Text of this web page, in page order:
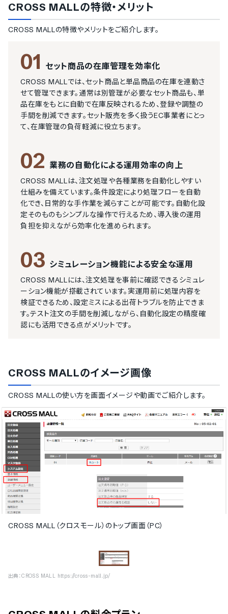
CROSS MALLの特徴・メリット
CROSS MALLの特徴やメリットをご紹介します。
01 セット商品の在庫管理を効率化
CROSS MALLでは、セット商品と単品商品の在庫を連動さ
せて管理できます。通常は別管理が必要なセット商品も、単
品在庫をもとに自動で在庫反映されるため、登録や調整の
手間を削減できます。セット販売を多く扱うEC事業者にとっ
て、在庫管理の負荷軽減に役立ちます。
02 業務の自動化による運用効率の向上
CROSS MALLは、注文処理や各種業務を自動化しやすい
仕組みを備えています。条件設定により処理フローを自動
化でき、日常的な手作業を減らすことが可能です。自動化設
定そのものもシンプルな操作で行えるため、導入後の運用
負担を抑えながら効率化を進められます。
03 シミュレーション機能による安全な運用
CROSS MALLには、注文処理を事前に確認できるシミュレ
ーション機能が搭載されています。実運用前に処理内容を
検証できるため、設定ミスによる出荷トラブルを防止できま
す。テスト注文の手間を削減しながら、自動化設定の精度確
認にも活用できる点がメリットです。
CROSS MALLのイメージ画像
CROSS MALLの使い方を画面イメージや動画でご紹介します。
CROSS MALL（クロスモール）のトップ画面（PC）
出典：CROSS MALL https://cross-mall.jp/